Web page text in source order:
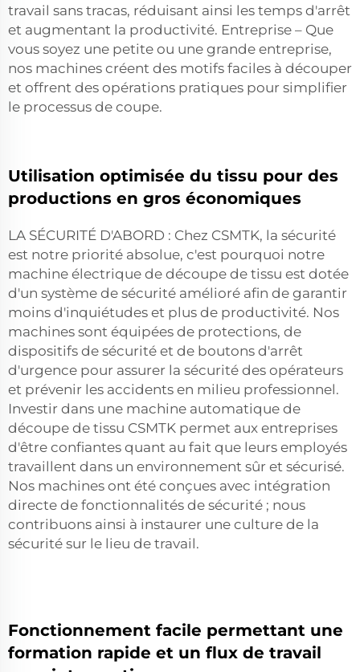
travail sans tracas, réduisant ainsi les temps d'arrêt
et augmentant la productivité. Entreprise – Que
vous soyez une petite ou une grande entreprise,
nos machines créent des motifs faciles à découper
et offrent des opérations pratiques pour simplifier
le processus de coupe.
Utilisation optimisée du tissu pour des
productions en gros économiques
LA SÉCURITÉ D'ABORD : Chez CSMTK, la sécurité
est notre priorité absolue, c'est pourquoi notre
machine électrique de découpe de tissu est dotée
d'un système de sécurité amélioré afin de garantir
moins d'inquiétudes et plus de productivité. Nos
machines sont équipées de protections, de
dispositifs de sécurité et de boutons d'arrêt
d'urgence pour assurer la sécurité des opérateurs
et prévenir les accidents en milieu professionnel.
Investir dans une machine automatique de
découpe de tissu CSMTK permet aux entreprises
d'être confiantes quant au fait que leurs employés
travaillent dans un environnement sûr et sécurisé.
Nos machines ont été conçues avec intégration
directe de fonctionnalités de sécurité ; nous
contribuons ainsi à instaurer une culture de la
sécurité sur le lieu de travail.
Fonctionnement facile permettant une
formation rapide et un flux de travail